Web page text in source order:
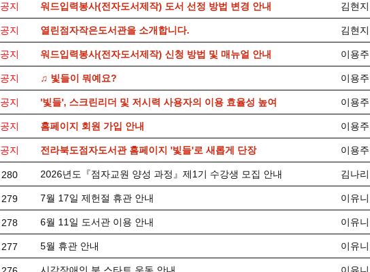
공지 워드입력봉사(전자도서제작) 도서 선정 방법 변경 안내 김현지
공지 열린점자작은도서관을 소개합니다. 김현지
공지 워드입력봉사(전자도서제작) 신청 방법 및 매뉴얼 안내 이용주
공지 ♫ 빛들이 뭐예요? 이용주
공지 '빛들', 스크린리더 및 저시력 사용자의 이용 효율성 높여 이용주
공지 홈페이지 회원 가입 안내 이용주
공지 전라북도점자도서관 홈페이지 '빛들'로 새롭게 단장 이용주
280 2026년도『점자교원 양성 과정』제1기 수강생 모집 안내 김나리
279 7월 17일 제헌절 휴관 안내 이유니
278 6월 11일 도서관 이용 안내 이유니
277 5월 휴관 안내 이유니